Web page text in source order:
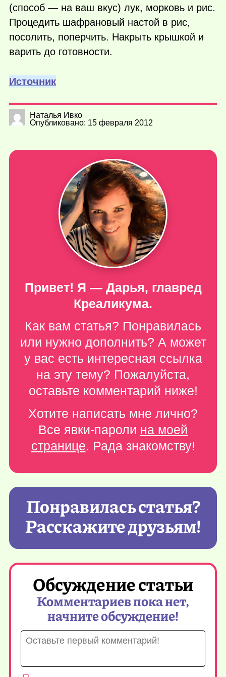
(способ — на ваш вкус) лук, морковь и рис.
Процедить шафрановый настой в рис,
посолить, поперчить. Накрыть крышкой и
варить до готовности.
Источник
Наталья Ивко
Опубликовано: 15 февраля 2012
Привет! Я — Дарья, главред
Креаликума.
Как вам статья? Понравилась
или нужно дополнить? А может
у вас есть интересная ссылка
на эту тему? Пожалуйста,
оставьте комментарий ниже!
Хотите написать мне лично?
Все явки-пароли на моей
странице. Рада знакомству!
Понравилась статья?
Расскажите друзьям!
Обсуждение статьи
Комментариев пока нет,
начните обсуждение!